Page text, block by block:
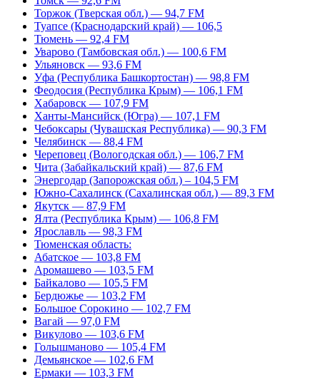
Торжок (Тверская обл.) — 94,7 FM
Туапсе (Краснодарский край) — 106,5
Тюмень — 92,4 FM
Уварово (Тамбовская обл.) — 100,6 FM
Ульяновск — 93,6 FM
Уфа (Республика Башкортостан) — 98,8 FM
Феодосия (Республика Крым) — 106,1 FM
Хабаровск — 107,9 FM
Ханты-Мансийск (Югра) — 107,1 FM
Чебоксары (Чувашская Республика) — 90,3 FM
Челябинск — 88,4 FM
Череповец (Вологодская обл.) — 106,7 FM
Чита (Забайкальский край) — 87,6 FM
Энергодар (Запорожская обл.) – 104,5 FM
Южно-Сахалинск (Сахалинская обл.) — 89,3 FM
Якутск — 87,9 FM
Ялта (Республика Крым) — 106,8 FM
Ярославль — 98,3 FM
Тюменская область:
Абатское — 103,8 FM
Аромашево — 103,5 FM
Байкалово — 105,5 FM
Бердюжье — 103,2 FM
Большое Сорокино — 102,7 FM
Вагай — 97,0 FM
Викулово — 103,6 FM
Голышманово — 105,4 FM
Демьянское — 102,6 FM
Ермаки — 103,3 FM